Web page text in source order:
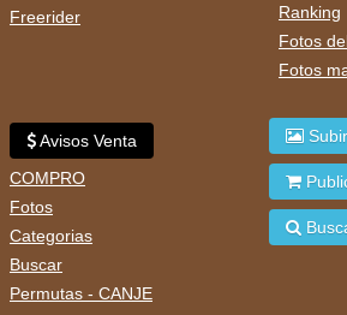
Freerider
Ranking
Fotos
Fotos
Avisos Venta
COMPRO
Fotos
Categorias
Buscar
Permutas - CANJE